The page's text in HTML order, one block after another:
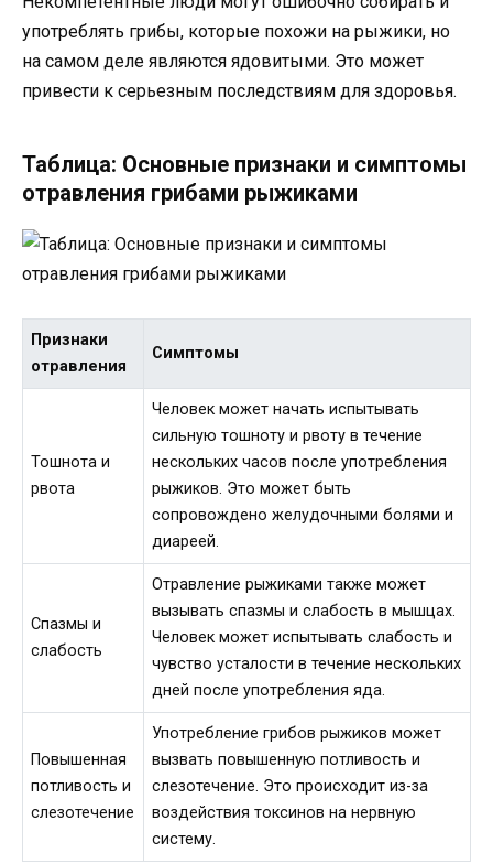
употреблять грибы, которые похожи на рыжики, но
на самом деле являются ядовитыми. Это может
привести к серьезным последствиям для здоровья.
Таблица: Основные признаки и симптомы
отравления грибами рыжиками
Признаки
отравления
Симптомы
Тошнота и
рвота
Человек может начать испытывать
сильную тошноту и рвоту в течение
нескольких часов после употребления
рыжиков. Это может быть
сопровождено желудочными болями и
диареей.
Спазмы и
слабость
Отравление рыжиками также может
вызывать спазмы и слабость в мышцах.
Человек может испытывать слабость и
чувство усталости в течение нескольких
дней после употребления яда.
Повышенная
потливость и
слезотечение
Употребление грибов рыжиков может
вызвать повышенную потливость и
слезотечение. Это происходит из-за
воздействия токсинов на нервную
систему.